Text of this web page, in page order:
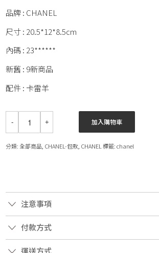
品牌 : CHANEL
尺寸 : 20.5*12*8.5cm
內碼 : 23******
新舊 : 9新商品
配件 : 卡雷羊
加入購物車
分類:全部商品 CHANEL-包款 CHANEL 標籤:chanel
注意事項
付款方式
運送方式